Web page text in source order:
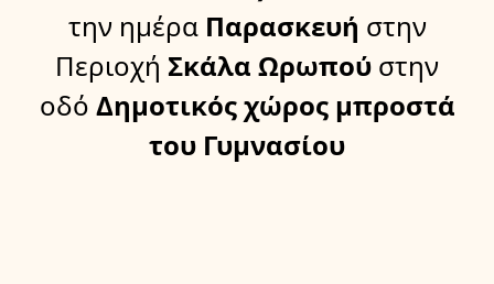
την ημέραΠαρασκευή στην
Περιοχή Σκάλα Ωρωπού στην
οδό Δημοτικός χώρος μπροστά
του Γυμνασίου